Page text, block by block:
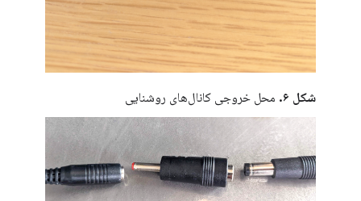
شکل ۶. محل خروجی کانال‌های روشنایی